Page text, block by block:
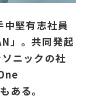
堅有志社員
」。共同発起
ニックの社
ある。